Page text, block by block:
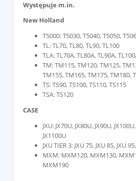
Występuje m.in.
New Holland
T5000: T5030, T5040, T5050,
TL: TL70, TL80, TL90, TL100
TLA: TL70A, TL80A, TL90A,
TM: TM115, TM120, TM125,
TM155, TM165, TM175, TM180,
TS: TS90, TS100, TS110, TS115
TSA: TS120
CASE
JXU: JX70U, JX80U, JX90U,
JX1100U
JXU TIER 3: JXU 75, JXU 85, JXU
MXM: MXM120, MXM130,
MXM190